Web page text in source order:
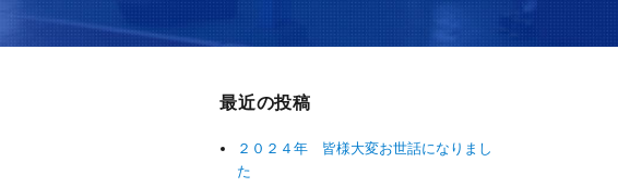
最近の投稿
２０２４年 皆様大変お世話になりまし
た